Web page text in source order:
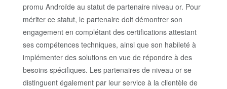
promu Androïde au statut de partenaire niveau or. Pour
mériter ce statut, le partenaire doit démontrer son
engagement en complétant des certifications attestant
ses compétences techniques, ainsi que son habileté à
implémenter des solutions en vue de répondre à des
besoins spécifiques. Les partenaires de niveau or se
distinguent également par leur service à la clientèle de